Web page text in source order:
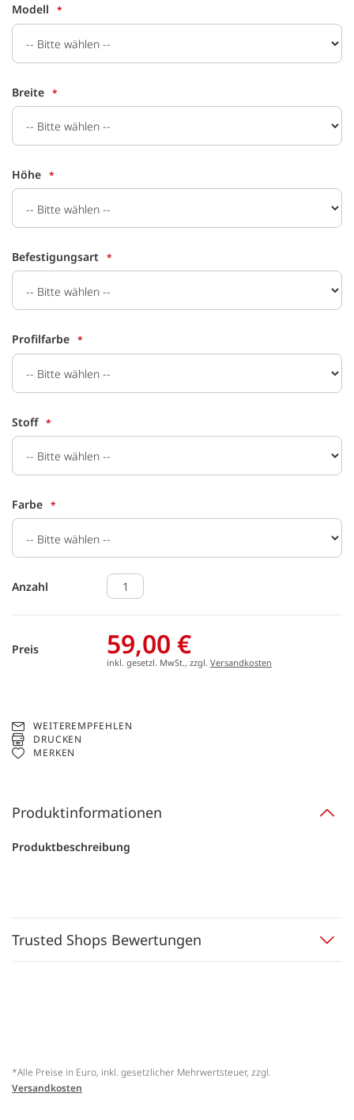
Modell
Breite
Höhe
Befestigungsart
Profilfarbe
Stoff
Farbe
Anzahl
Preis 59,00 €
inkl. gesetzl. MwSt., zzgl. Versandkosten
WEITEREMPFEHLEN
DRUCKEN
MERKEN
Produktinformationen
Produktbeschreibung
Trusted Shops Bewertungen
*Alle Preise in Euro, inkl. gesetzlicher Mehrwertsteuer, zzgl.
Versandkosten